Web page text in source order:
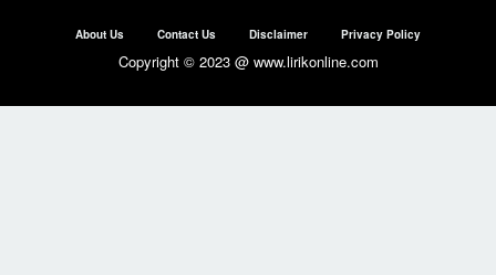
About Us Contact Us Disclaimer Privacy Policy
Copyright © 2023 @ www.lirikonline.com